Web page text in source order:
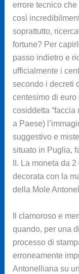
errore tecnico
così
soprattutto,
fortune? Per
passo indietro e
ufficialmente i
secondo i decreti
centesimo di euro
cosiddetta
a Paese)
suggestivo e
situato in Puglia,
II. La moneta da
decorata con la
della Mole
Il clamoroso e
quando, per una
processo di
erroneamente
Antonelliana su